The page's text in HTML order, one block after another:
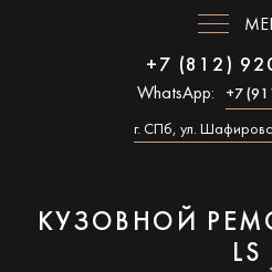
+7 (812)
WhatsApp: +7
г. СПб, ул.
КУЗОВНОЙ
LS